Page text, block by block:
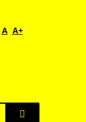
A A+